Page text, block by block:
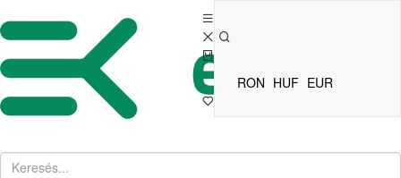
RON HUF EUR